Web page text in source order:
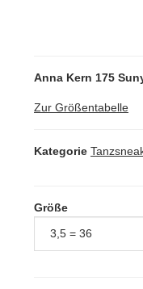
Kategorie
Anna Kern 175
Zur Größentabelle
Größe